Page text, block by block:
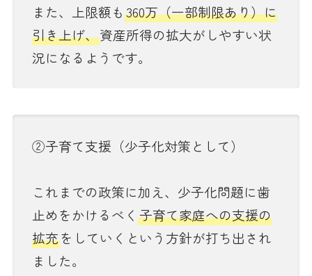
また、上限額も360万（一部制限あり）に
引き上げ、資産所得の拡大がしやすい状
況になるようです。
②子育て支援（少子化対策として）
これまでの政策に加え、少子化問題に歯
止めをかけるべく子育て家庭への支援の
拡充をしていくという方針が打ち出され
ました。